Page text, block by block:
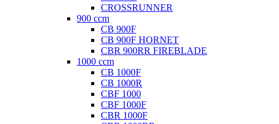
CROSSRUNNER
900 ccm
CB 900F
CB 900F HORNET
CBR 900RR FIREBLADE
1000 ccm
CB 1000F
CB 1000R
CBF 1000
CBF 1000F
CBR 1000F